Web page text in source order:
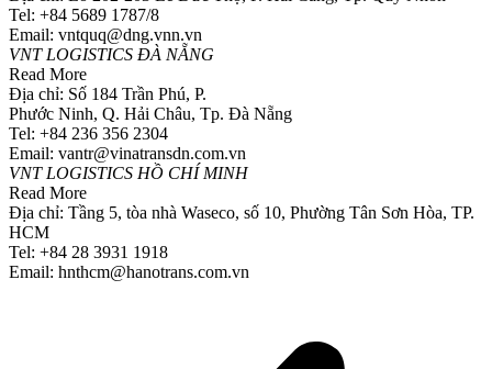
Tel: +84 5689 1787/8
Email: vntquq@dng.vnn.vn
VNT LOGISTICS ĐÀ NẴNG
Read More
Địa chỉ: Số 184 Trần Phú, P.
Phước Ninh, Q. Hải Châu, Tp. Đà Nẵng
Tel: +84 236 356 2304
Email: vantr@vinatransdn.com.vn
VNT LOGISTICS HỒ CHÍ MINH
Read More
Địa chỉ: Tầng 5, tòa nhà Waseco, số 10, Phường Tân Sơn Hòa, TP.
HCM
Tel: +84 28 3931 1918
Email: hnthcm@hanotrans.com.vn